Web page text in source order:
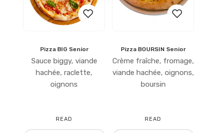
Ajouter
à la
Pizza BIG Senior
Sauce biggy, viande
hachée, raclette,
oignons
READ
Ajouter
à la
Pizza BOURSIN Senior
Crème fraîche, fromage,
viande hachée, oignons,
boursin
READ